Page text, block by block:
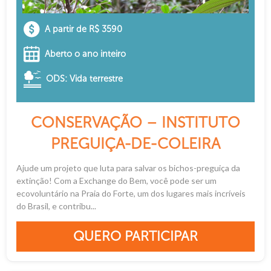
A partir de R$ 3590
Aberto o ano inteiro
ODS: Vida terrestre
CONSERVAÇÃO – INSTITUTO
PREGUIÇA-DE-COLEIRA
Ajude um projeto que luta para salvar os bichos-preguiça da
extinção! Com a Exchange do Bem, você pode ser um
ecovoluntário na Praia do Forte, um dos lugares mais incríveis
do Brasil, e contribu...
QUERO PARTICIPAR